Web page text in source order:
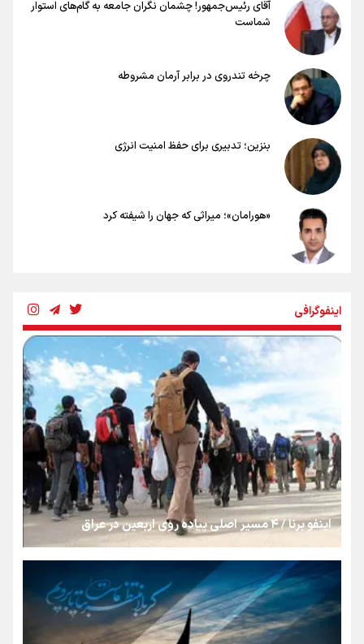
آقای رئیس‌جمهور! چشمان نگران جامعه به گام‌های استوار
شماست
چرخه تندروی در برابر آرمان مشروطه
بنزین؛ تدبیری برای حفظ امنیت انرژی
«هورامان»؛ میراثی که جهان را شیفته کرد
رسانه ملی و حق مردم برای شنیدن صدای رئیس‌جمهوری
روایت ایران از کنار مردم
از طلوع خیابان‌ها تا غروب اشک
جمله‌ای که بغض چهارماهه را شکست؛ «آهای مردم، آقا از
تهران رفتند»
سه حسرتی که به دلم ماند
اینفوگرافی
اینفو برنا / ۴ مسیر اصلی پیاده روی اربعین در عراق